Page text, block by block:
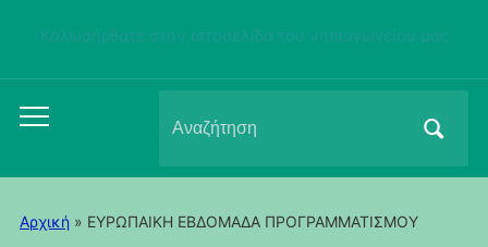
Καλωσήρθατε στην ιστοσελίδα του νηπιαγωγείου μας
Εναλλαγή
μενού
για
για:
Αρχική » ΕΥΡΩΠΑΙΚΗ ΕΒΔΟΜΑΔΑ ΠΡΟΓΡΑΜΜΑΤΙΣΜΟΥ